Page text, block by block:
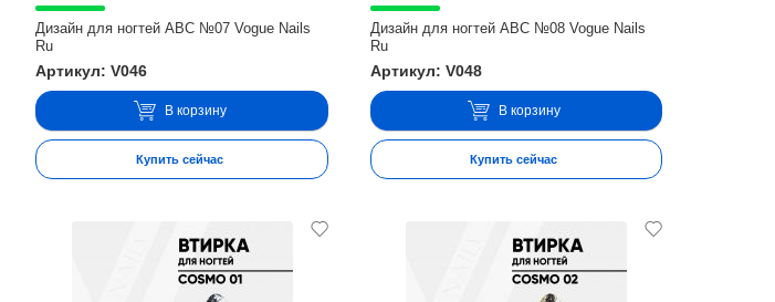
Дизайн для ногтей ABC №07 Vogue Nails
Ru
Артикул: V046
В корзину
Купить сейчас
Дизайн для ногтей ABC №08 Vogue Nails
Ru
Артикул: V048
В корзину
Купить сейчас